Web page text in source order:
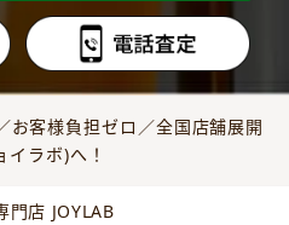
お客様負担ゼロ／全国店舗展開
ラボ)へ！
門店 JOYLAB